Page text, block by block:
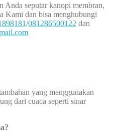
Anda seputar kanopi membran,
Kami dan bisa menghubungi
/081286500122 dan
yang menggunakan
dari cuaca seperti sinar